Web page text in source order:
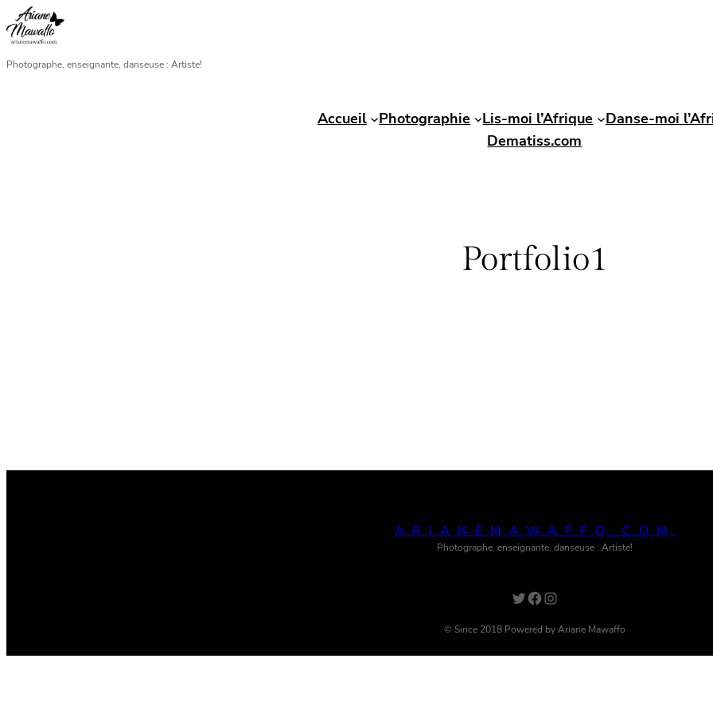
Aller
au
contenu
Photographe, enseignante, danseuse : Artiste!
Accueil Photographie Lis-moi l’Afrique
Danse-moi
Dematiss.com
Portfolio1
ARIANEMAWAFFO.COM
Photographe, enseignante, danseuse : Artiste!
Twitter Facebook Instagram
© Since 2018 Powered by Ariane Mawaffo